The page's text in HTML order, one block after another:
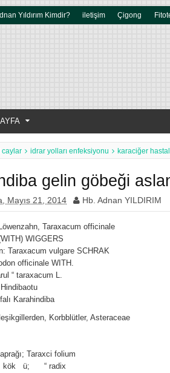
Yıldırım Kimdir? iletişim Çigong
caylar idrar yolları enfeksiyonu karaciğer
gelin göbeği
Mayıs 21, 2014 Hb. Adnan YILDIRIM
Taraxacum officinale
WIGGERS
Taraxacum vulgare SCHRAK
officinale WITH.
“ taraxacum L.
Hindibaotu
Karahindiba
Korbblütler, Asteraceae
Taraxci folium
“ radix